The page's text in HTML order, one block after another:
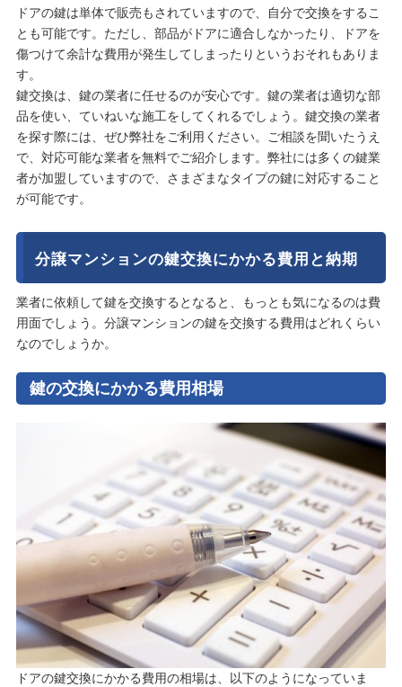
ドアの鍵は単体で販売もされていますので、自分で交換をするこ
とも可能です。ただし、部品がドアに適合しなかったり、ドアを
傷つけて余計な費用が発生してしまったりというおそれもありま
す。
鍵交換は、鍵の業者に任せるのが安心です。鍵の業者は適切な部
品を使い、ていねいな施工をしてくれるでしょう。鍵交換の業者
を探す際には、ぜひ弊社をご利用ください。ご相談を聞いたうえ
で、対応可能な業者を無料でご紹介します。弊社には多くの鍵業
者が加盟していますので、さまざまなタイプの鍵に対応すること
が可能です。
分譲マンションの鍵交換にかかる費用と納期
業者に依頼して鍵を交換するとなると、もっとも気になるのは費
用面でしょう。分譲マンションの鍵を交換する費用はどれくらい
なのでしょうか。
鍵の交換にかかる費用相場
ドアの鍵交換にかかる費用の相場は、以下のようになっていま